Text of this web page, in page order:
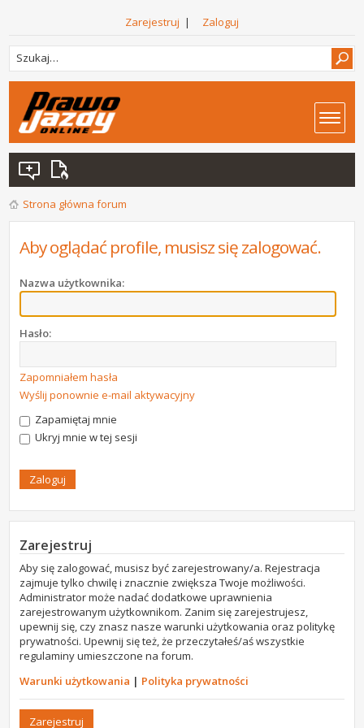
Zarejestruj | Zaloguj
Strona główna forum
Aby oglądać profile, musisz się zalogować.
Nazwa użytkownika:
Hasło:
Zapomniałem hasła
Wyślij ponownie e-mail aktywacyjny
Zapamiętaj mnie
Ukryj mnie w tej sesji
Zarejestruj
Aby się zalogować, musisz być zarejestrowany/a. Rejestracja
zajmuje tylko chwilę i znacznie zwiększa Twoje możliwości.
Administrator może nadać dodatkowe uprawnienia
zarejestrowanym użytkownikom. Zanim się zarejestrujesz,
upewnij się, czy znasz nasze warunki użytkowania oraz politykę
prywatności. Upewnij się też, że przeczytałeś/aś wszystkie
regulaminy umieszczone na forum.
Warunki użytkowania | Polityka prywatności
Zarejestruj